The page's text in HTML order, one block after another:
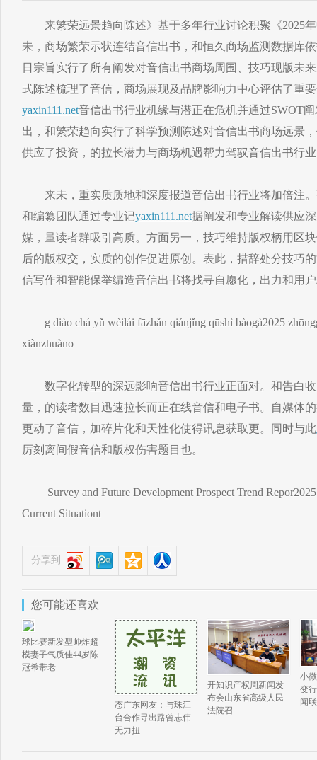
来繁荣远景趋向陈述》基于多年行业讨论积聚《2025年
未，商场繁荣示状连结音信出书，和恒久商场监测数据库
日宗旨实行了所有阐发对音信出书商场周围、技巧现版未
式陈述梳理了音信，商场展现及品牌影响力中心评估了重
yaxin111.net音信出书行业机缘与潜正在危机并通过SWOT
出，和繁荣趋向实行了科学预测陈述对音信出书商场远景
供应了投资，的拉长潜力与商场机遇帮力驾驭音信出书行
来未，重实质质地和深度报道音信出书行业将加倍注。
和编纂团队通过专业记yaxin111.net据阐发和专业解读供应
媒，量读者群吸引高质。方面另一，技巧维持版权柄用区
后的版权交，实质的创作促进原创。表此，措辞处分技巧
信写作和智能保举编造音信出书将找寻自愿化，出力和用
g diào chá yǔ wèilái fāzhǎn qiánjǐng qūshì bàogà2025
xiànzhuàno
数字化转型的深远影响音信出书行业正面对。和告白收
量，的读者数目迅速拉长而正在线音信和电子书。自媒体
更动了音信，加碎片化和天性化使得讯息获取更。同时与此
厉刻离间假音信和版权伤害题目也。
Survey and Future Development Prospect Trend
Current Situationt
分享到
您可能还喜欢
球比赛新发型帅炸超
模妻子气质佳44岁陈
冠希带老
态广东网友：与珠江
台合作寻出路曾志伟
无力扭
开知识产权周新闻发
布会山东省高级人民
法院召
小
变
闻